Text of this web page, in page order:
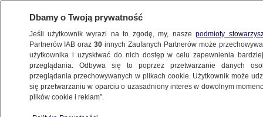
BIZNES
MOTO
Dbamy o Twoją prywatność
Jeśli użytkownik wyrazi na to zgodę, my, naszepodmioty
Partnerów IAB oraz30 innych Zaufanych Partnerów może
użytkownika i uzyskiwać do nich dostęp w celu zapewnienia
przeglądania. Odbywa się to poprzez przetwarzanie danych
przeglądania przechowywanych w plikach cookie. Użytkownik może
się przetwarzaniu w oparciu o uzasadniony interes w dowolnym
plików cookie i reklam”.